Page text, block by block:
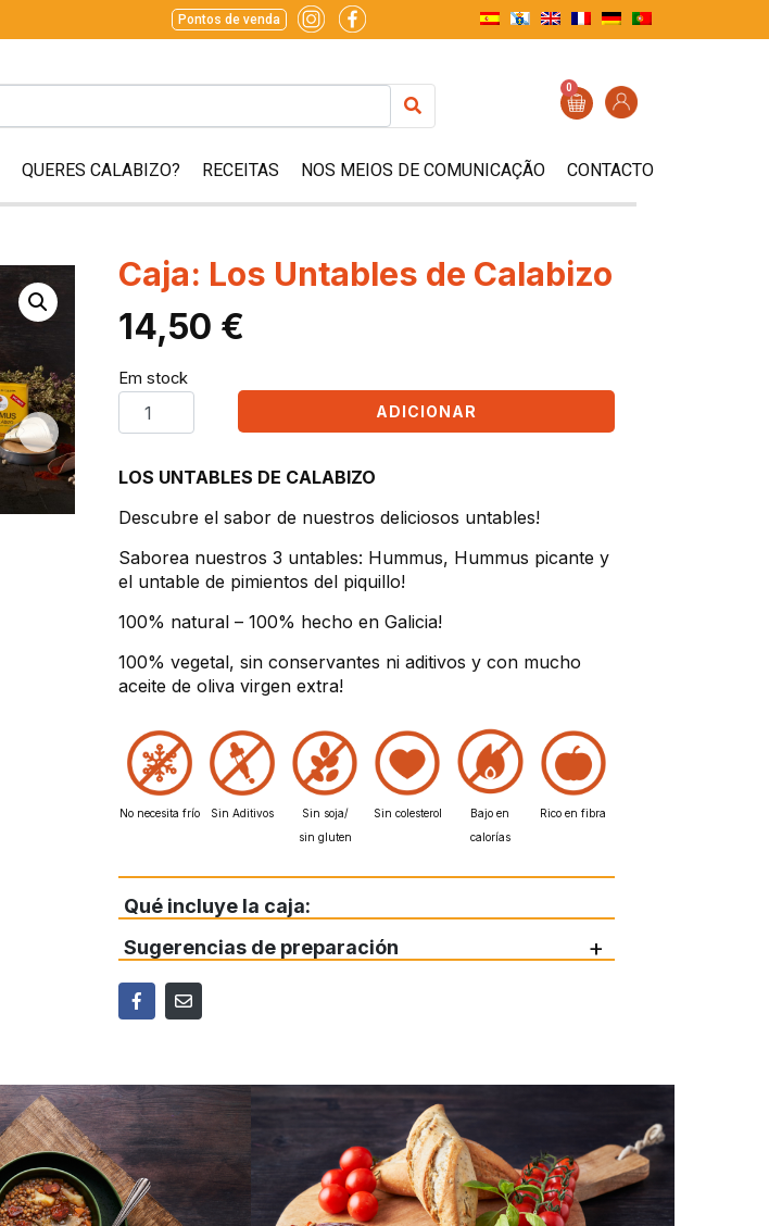
Pontos de venda
0
QUERES CALABIZO? RECEITAS NOS MEIOS DE COMUNICAÇÃO CONTACTO
Caja: Los Untables de Calabizo
14,50 €
Em stock
ADICIONAR
LOS UNTABLES DE CALABIZO
Descubre el sabor de nuestros deliciosos untables!
Saborea nuestros 3 untables: Hummus, Hummus picante y
el untable de pimientos del piquillo!
100% natural – 100% hecho en Galicia!
100% vegetal, sin conservantes ni aditivos y con mucho
aceite de oliva virgen extra!
No necesita frío Sin Aditivos
Sin soja/
sin gluten
Sin colesterol
Bajo en
calorías
Rico en fibra
Qué incluye la caja:
Sugerencias de preparación
+